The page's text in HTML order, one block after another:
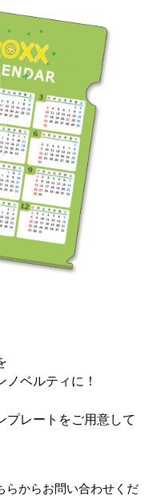
ベルティに！
レートをご用意して
らからお問い合わせくだ